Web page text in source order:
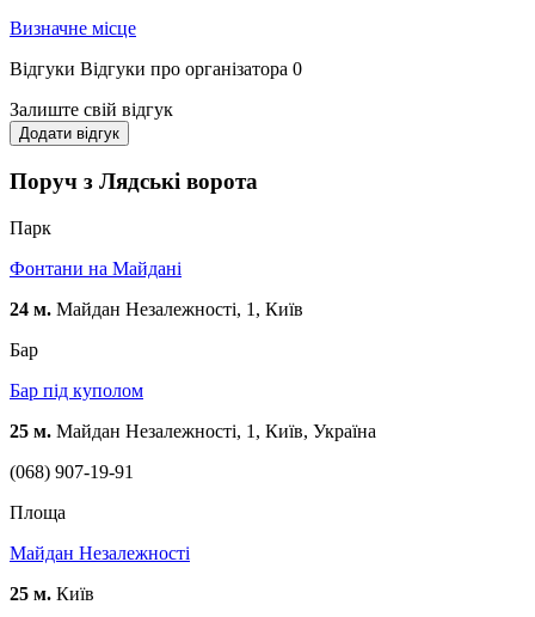
Визначне місце
Відгуки Відгуки про організатора 0
Залиште свій відгук
Додати відгук
Поруч з Лядські ворота
Парк
Фонтани на Майдані
24 м. Майдан Незалежності, 1, Київ
Бар
Бар під куполом
25 м. Майдан Незалежності, 1, Київ, Україна
(068) 907-19-91
Площа
Майдан Незалежності
25 м. Київ